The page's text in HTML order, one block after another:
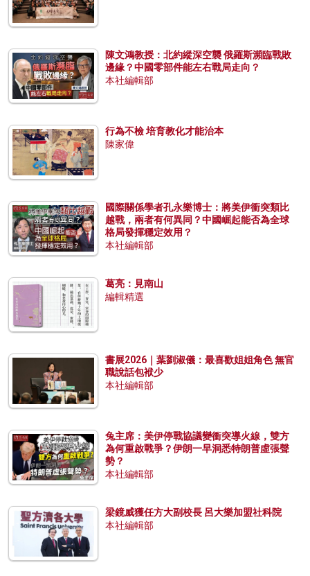
陳文鴻教授：北約縱深空襲 俄羅斯瀕臨戰敗
邊緣？中國零部件能左右戰局走向？
本社編輯部
行為不檢 培育教化才能治本
陳家偉
國際關係學者孔永樂博士：將美伊衝突類比
越戰，兩者有何異同？中國崛起能否為全球
格局發揮穩定效用？
本社編輯部
葛亮：見南山
編輯精選
書展2026｜葉劉淑儀：最喜歡姐姐角色 無官
職說話包袱少
本社編輯部
兔主席：美伊停戰協議變衝突導火線，雙方
為何重啟戰爭？伊朗一早洞悉特朗普虛張聲
勢？
本社編輯部
梁鏡威獲任方大副校長 呂大樂加盟社科院
本社編輯部